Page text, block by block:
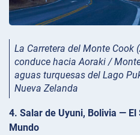
La Carretera del Monte
conduce hacia Aoraki /
aguas turquesas del Lago
Nueva Zelanda
4. Salar de Uyuni, Bolivia —
Mundo